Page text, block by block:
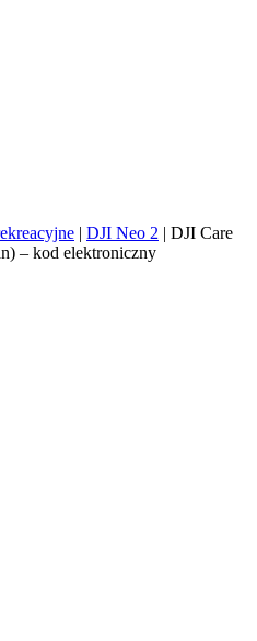
| DJI Neo 2 | DJI Care
– kod elektroniczny